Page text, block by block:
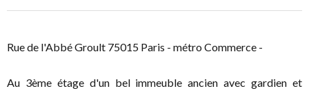
Rue de l'Abbé Groult 75015 Paris - métro Commerce -
Au 3ème étage d'un bel immeuble ancien avec gardien et